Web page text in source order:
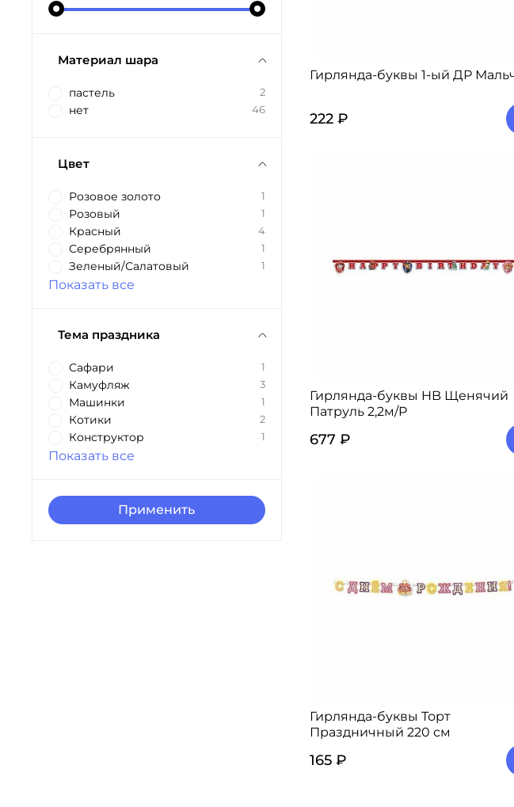
Гирлянда-буквы 1-ый ДР
222 ₽
Гирлянда-буквы HB Щенячий
Патруль 2,2м/P
677 ₽
Гирлянда-буквы Торт
Праздничный 220 см
165 ₽
Материал шара
пастель 2
нет 46
Цвет
Розовое золото 1
Розовый 1
Красный 4
Серебрянный 1
Зеленый/Салатовый 1
Показать все
Тема праздника
Сафари 1
Камуфляж 3
Машинки 1
Котики 2
Конструктор 1
Показать все
Применить